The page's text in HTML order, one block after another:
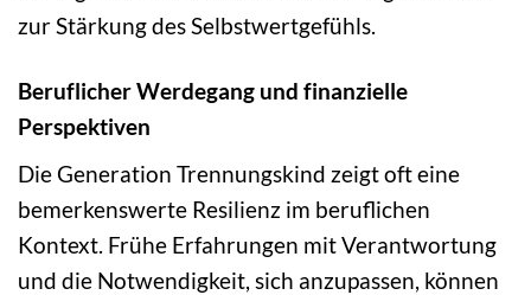
zur Stärkung des Selbstwertgefühls.
Beruflicher Werdegang und finanzielle
Perspektiven
Die Generation Trennungskind zeigt oft eine
bemerkenswerte Resilienz im beruflichen
Kontext. Frühe Erfahrungen mit Verantwortung
und die Notwendigkeit, sich anzupassen, können